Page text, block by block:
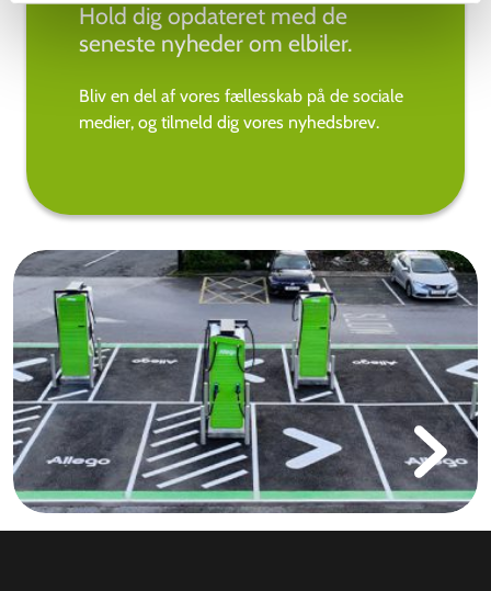
Hold dig opdateret med de
seneste nyheder om elbiler.
Bliv en del af vores fællesskab på de sociale
medier, og tilmeld dig vores nyhedsbrev.